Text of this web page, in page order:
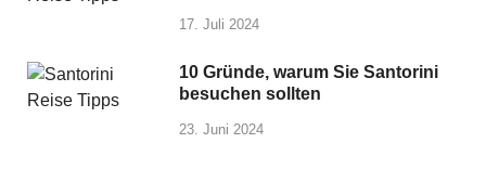
17. Juli 2024
10 Gründe, warum Sie Santorini
besuchen sollten
23. Juni 2024